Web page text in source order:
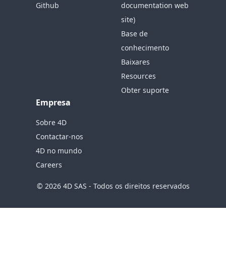
Github
documentation web
site)
Base de
conhecimento
Baixares
Resources
Obter suporte
Empresa
Sobre 4D
Contactar-nos
4D no mundo
Careers
© 2026 4D SAS - Todos os direitos reservados